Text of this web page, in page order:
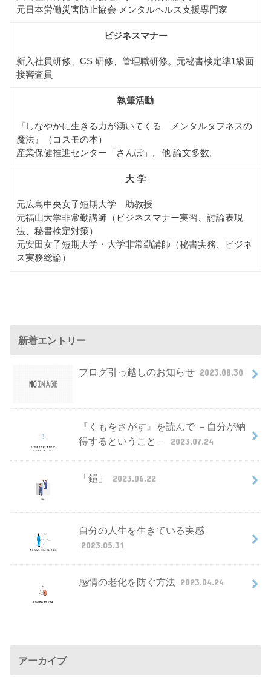
元日本労働災害防止協会 メンタルヘルス支援専門家
ビジネスマナー
新入社員研修、CS 研修、管理職研修。元秘書検定準1級面
接審査員
執筆活動
『しなやかに生きる力が湧いてくる メンタルタフネスの
魔法』（コスモの本）
産業保健推進センター「さんぽ」。他 論文多数。
大 学
元広島中央女子短期大学 助教授
元福山大学非常勤講師（ビジネスマナー実習、討論表現
法、秘書検定対策）
元安田女子短期大学・大学非常勤講師（秘書実務、ビジネ
ス実務総論）
新着エントリー
ブログ引っ越しのお知らせ 2023.08.30
『くもをさがす』を読んで －自分が納
得するということ－
2023.07.24
「鎧」 2023.06.22
自分の人生を生きている実感
2023.05.31
感情の老化を防ぐ方法 2023.04.24
アーカイブ